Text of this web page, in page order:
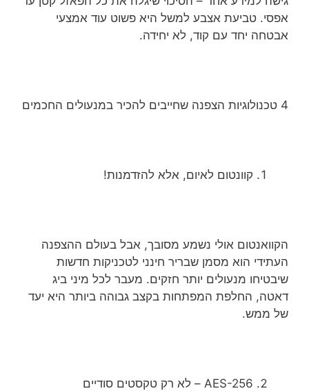
אפסי. טביעת אצבע למשל היא פשוט עוד אמצעי
אבטחה יחד עם קוד, לא יחידה.
4 טכנולוגיות הצפנה שחייבים להכיר במנעולים החכמים
קוונטום לאיום, אלא להזדמנות!
הקוואנטום אולי נשמע מסובך, אבל בעולם ההצפנה
העתידי הוא מסמן שבריר חינני לטכניקות חדשות
שיבטיחו מנעולים יותר חזקים. מעבר לכל מיני ביג
דאטה, החלפת המפתחות בקצב גבוהה ביותר היא יעד
של ממש.
AES-256 – לא רק טקסטים סודיים